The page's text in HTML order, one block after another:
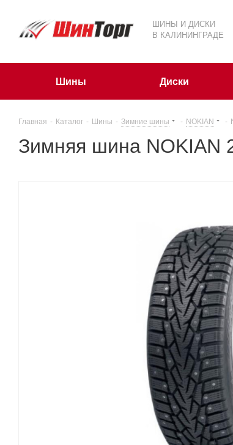
ШИНЫ И ДИСКИ
В КАЛИНИНГРАДЕ
Шины Диски
Главная - Каталог - Шины - Зимние шины - NOKIAN -
Зимняя шина NOKIAN